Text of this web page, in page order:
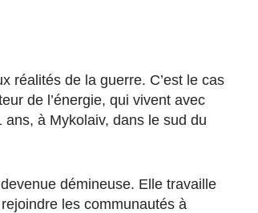
réalités de la guerre. C’est le cas
de l’énergie, qui vivent avec
à Mykolaiv, dans le sud du
démineuse. Elle travaille
les communautés à